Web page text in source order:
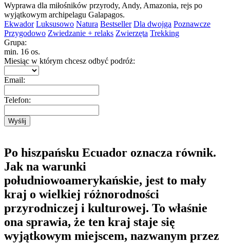
Wyprawa dla miłośników przyrody, Andy, Amazonia, rejs po
wyjątkowym archipelagu Galapagos.
Ekwador Luksusowo Natura Bestseller Dla dwojga Poznawcze
Przygodowo Zwiedzanie + relaks Zwierzęta Trekking
Grupa:
min. 16 os.
Miesiąc w którym chcesz odbyć podróż:
Email:
Telefon:
Po hiszpańsku Ecuador oznacza równik.
Jak na warunki
południowoamerykańskie, jest to mały
kraj o wielkiej różnorodności
przyrodniczej i kulturowej. To właśnie
ona sprawia, że ten kraj staje się
wyjątkowym miejscem, nazwanym przez